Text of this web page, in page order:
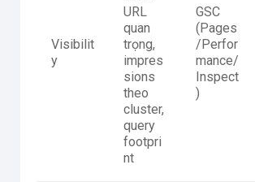
Visibilit
y
URL
quan
trọng,
impres
sions
theo
cluster,
query
footpri
nt
GSC
(Pages
/Perfor
mance/
Inspect
)